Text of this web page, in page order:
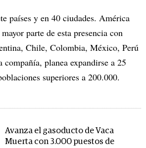
países y en 40 ciudades. América
parte de esta presencia con
Chile, Colombia, México, Perú
planea expandirse a 25
superiores a 200.000.
Avanza el gasoducto de Vaca
Muerta con 3.000 puestos de